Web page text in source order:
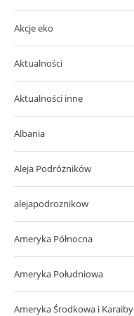
Akcje eko
Aktualności
Aktualności inne
Albania
Aleja Podróżników
alejapodroznikow
Ameryka Północna
Ameryka Południowa
Ameryka Środkowa i Karaiby